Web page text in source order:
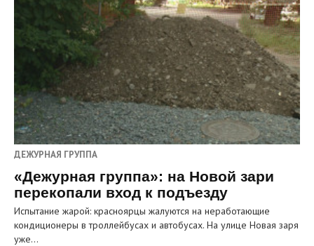
ДЕЖУРНАЯ ГРУППА
«Дежурная группа»: на Новой зари
перекопали вход к подъезду
Испытание жарой: красноярцы жалуются на неработающие
кондиционеры в троллейбусах и автобусах. На улице Новая заря
уже…